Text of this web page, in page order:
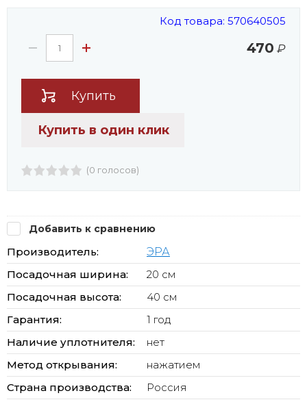
Код товара: 570640505
470 ₽
Купить
Купить в один клик
(0 голосов)
Добавить к сравнению
Производитель:
ЭРА
Посадочная ширина:
20 см
Посадочная высота:
40 см
Гарантия:
1 год
Наличие уплотнителя:
нет
Метод открывания:
нажатием
Страна производства:
Россия